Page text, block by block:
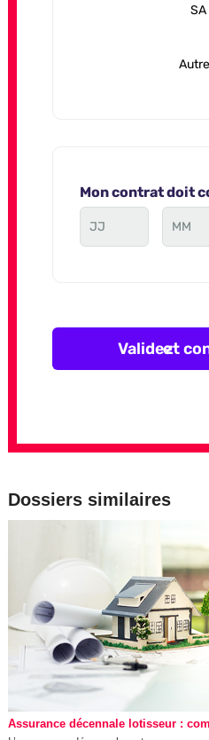
Dossiers similaires
Assurance décennale lotisseur :